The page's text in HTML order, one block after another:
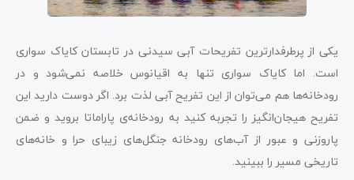
یکی از پرطرفدارترین تفریحات آبی سیدنی در تابستان کایاک سواری
است. اما کایاک‌ سواری تنها به اقیانوس خلاصه نمی‌شود و در
رودخانه‌ها هم می‌توان از این تفریح آبی لذت برد. اگر دوست دارید این
تفریح هیجان‌انگیز را تجربه کنید به رودخانه‌ی پاراماتا بروید و ضمن
پاروزنی و عبور از آب‌های رودخانه جنگل‌های زیبای حرا و خانه‌های
تاریخی مسیر را ببینید.